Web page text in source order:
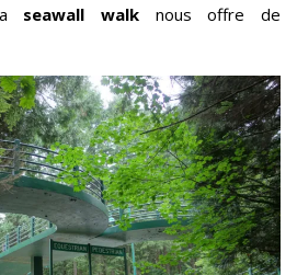
seawall walk nous offre de